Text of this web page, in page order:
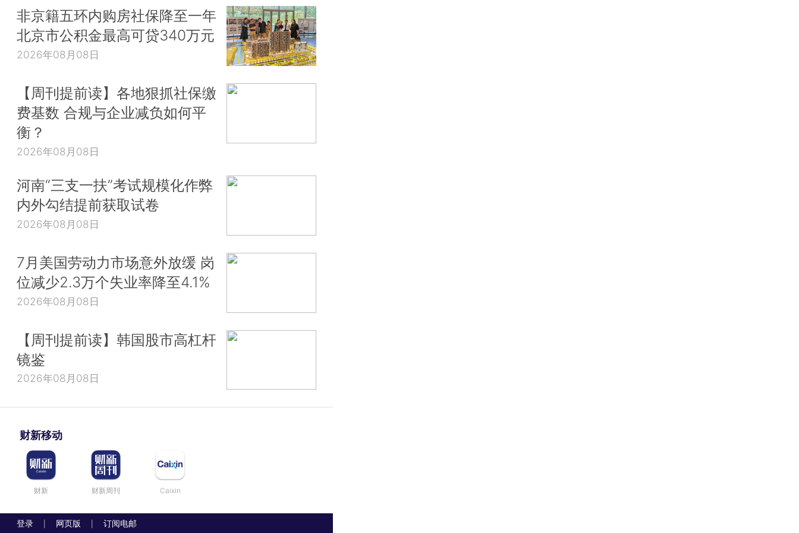
非京籍五环内购房社保降至一年
北京市公积金最高可贷340万元
2026年08月08日
【周刊提前读】各地狠抓社保缴
费基数 合规与企业减负如何平
衡？
2026年08月08日
河南“三支一扶”考试规模化作弊
内外勾结提前获取试卷
2026年08月08日
7月美国劳动力市场意外放缓 岗
位减少2.3万个失业率降至4.1%
2026年08月08日
【周刊提前读】韩国股市高杠杆
镜鉴
2026年08月08日
财新移动
财新 财新周刊 Caixin
登录 网页版 订阅电邮